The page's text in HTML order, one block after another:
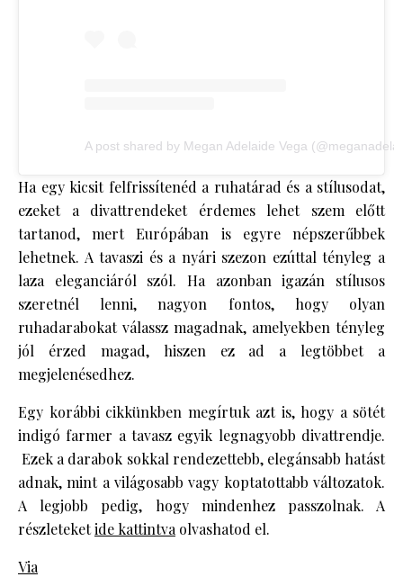
A post shared by Megan Adelaide Vega
Ha egy kicsit felfrissítenéd a ruhatárad és a stílusodat,
ezeket a divattrendeket érdemes lehet szem előtt
tartanod, mert Európában is egyre népszerűbbek
lehetnek. A tavaszi és a nyári szezon ezúttal tényleg a
laza eleganciáról szól. Ha azonban igazán stílusos
szeretnél lenni, nagyon fontos, hogy olyan
ruhadarabokat válassz magadnak, amelyekben tényleg
jól érzed magad, hiszen ez ad a legtöbbet a
megjelenésedhez.
Egy korábbi cikkünkben megírtuk azt is, hogy a sötét
indigó farmer a tavasz egyik legnagyobb divattrendje.
Ezek a darabok sokkal rendezettebb, elegánsabb hatást
adnak, mint a világosabb vagy koptatottabb változatok.
A legjobb pedig, hogy mindenhez passzolnak. A
részleteketide kattintva olvashatod el.
Via